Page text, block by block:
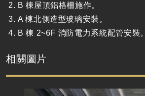
B 棟屋頂鋁格柵施作。
A 棟北側造型玻璃安裝。
B 棟 2~6F 消防電力系統配管安裝。
相關圖片